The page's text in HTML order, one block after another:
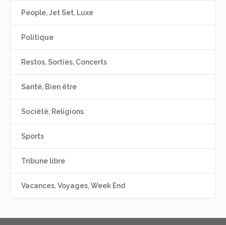
People, Jet Set, Luxe
Politique
Restos, Sorties, Concerts
Santé, Bien être
Société, Religions
Sports
Tribune libre
Vacances, Voyages, Week End